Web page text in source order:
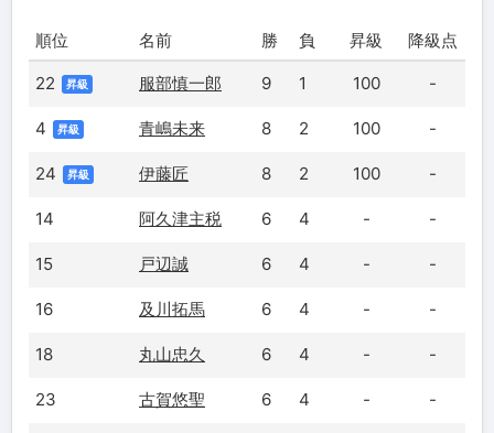
順位 名前 勝 負 昇級 降級点
22 昇級 服部慎一郎 9 1 100 -
4 昇級 青嶋未来 8 2 100 -
24 昇級 伊藤匠 8 2 100 -
14 阿久津主税 6 4 - -
15 戸辺誠 6 4 - -
16 及川拓馬 6 4 - -
18 丸山忠久 6 4 - -
23 古賀悠聖 6 4 - -